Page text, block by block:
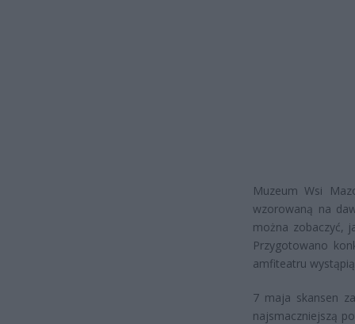
Muzeum Wsi
wzorowaną na
można zobaczyć,
Przygotowano
amfiteatru
7 maja skansen
najsmaczniejszą